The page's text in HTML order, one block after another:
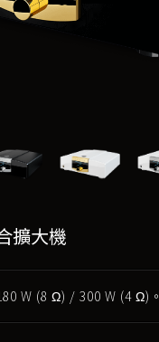
擴大機
W (8 Ω) / 300 W (4 Ω)。